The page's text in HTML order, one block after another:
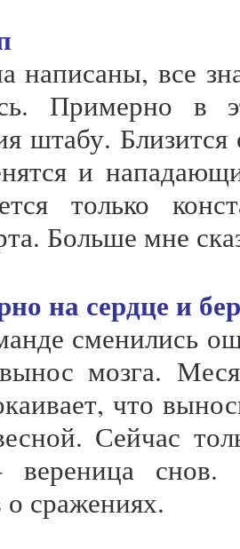
написаны, все
Примерно
штабу. Близится
и
только
Больше мне
на сердце и
сменились
мозга.
что
Сейчас
снов.
сражениях.